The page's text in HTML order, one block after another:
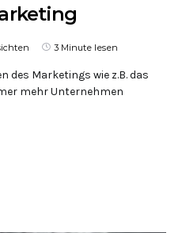
3 Minute lesen
des Marketings wie z.B. das
mehr Unternehmen